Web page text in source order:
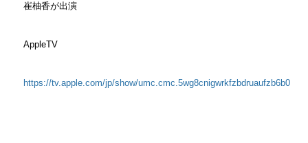
崔柚香が出演
AppleTV
https://tv.apple.com/jp/show/umc.cmc.5wg8cnigwrkfzbdruaufzb6b0